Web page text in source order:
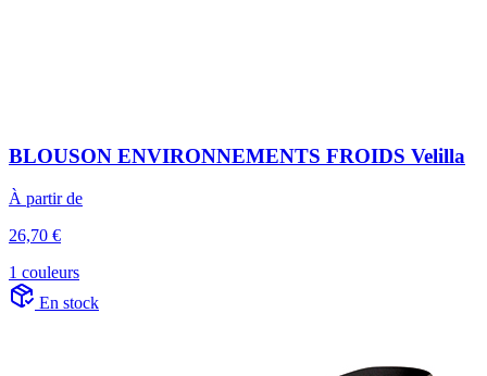
BLOUSON ENVIRONNEMENTS FROIDS Velilla
À partir de
26,70 €
1 couleurs
En stock